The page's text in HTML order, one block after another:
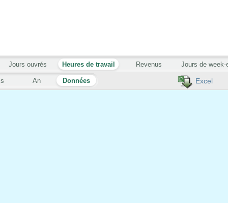
Excel
An Données
Jours ouvrés Heures de travail Revenus Jours de week-